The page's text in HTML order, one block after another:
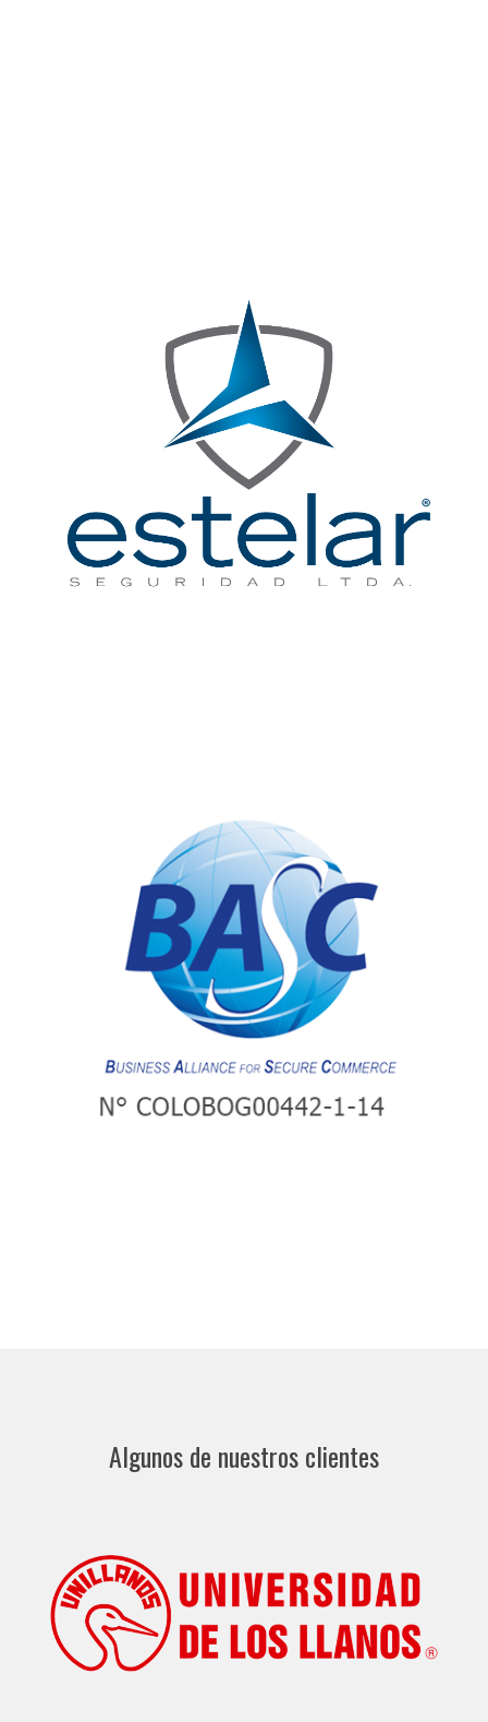
COMO ACTIVIDADES CONEXAS DE CONSULTORÍA, ASESORÍA E INVESTIGACIÓN EN SEGURIDAD PRIVADA.
NO. CO23.05257
COLBOG00442-1-14
Para Seguridad Estelar Ltda. Con alcance a servicio de Vigilancia en las
modalidades fija, móvil y escolta a personas; con o sin utilización de armas de
fuego, medios tecnológicos y canino y servicio conexo de asesoría, consultoría e
investigación en seguridad en Villavicencio, Meta, Colombia. (2024-2025)
Algunos de nuestros clientes